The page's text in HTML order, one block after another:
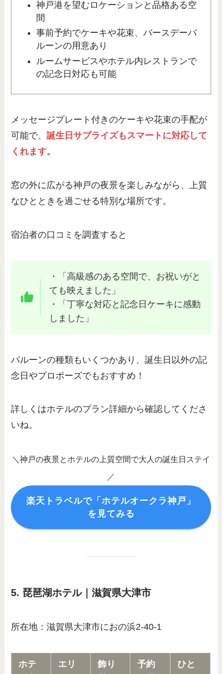
神戸港を望むロケーションと品格ある空
間
事前予約でケーキや花束、バースデーバ
ルーンの用意あり
ルームサービスやホテル内レストランで
の記念日対応も可能
メッセージプレート付きのケーキや花束の手配が
可能で、誕生日サプライズもスマートに対応して
くれます。
窓の外に広がる神戸の夜景を楽しみながら、上質
なひとときを過ごせる特別な場所です。
宿泊者の口コミを調査すると
・「高級感のある空間で、お祝いがと
ても映えました」
・「丁寧な対応と記念日ケーキに感動
しました」
バルーンの種類もいくつかあり、誕生日以外の記
念日やプロポーズでもおすすめ！
詳しくはホテルのプラン詳細から確認してくださ
いね。
＼神戸の夜景とホテルの上質空間で大人の誕生日ステイ
／
楽天トラベルで「ホテルオークラ神戸」
を見てみる
5. 琵琶湖ホテル｜滋賀県大津市
所在地：滋賀県大津市におの浜2-40-1
ホテ
エリ
飾り
予約
ひと